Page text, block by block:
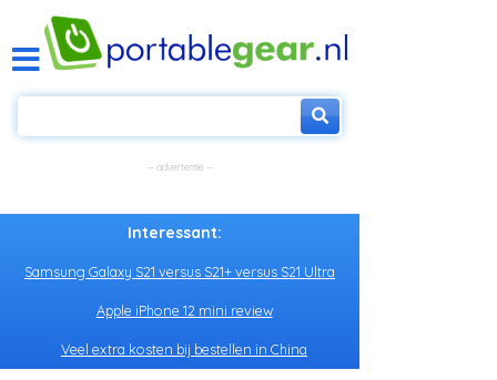
Interessant:
Samsung Galaxy S21 versus S21+ versus S21 Ultra
Apple iPhone 12 mini review
Veel extra kosten bij bestellen in China